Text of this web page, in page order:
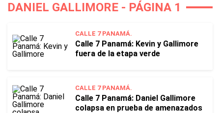
DANIEL GALLIMORE - PÁGINA 1
CALLE 7 PANAMÁ.
Calle 7 Panamá: Kevin y Gallimore
fuera de la etapa verde
CALLE 7 PANAMÁ.
Calle 7 Panamá: Daniel Gallimore
colapsa en prueba de amenazados